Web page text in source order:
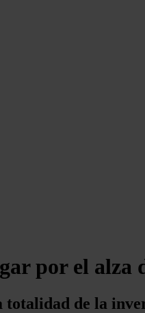
por el alza
totalidad de la